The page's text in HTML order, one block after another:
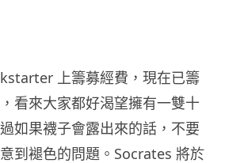
上籌募經費，現在已籌
看來大家都好渴望擁有一雙十
如果襪子會露出來的話，不要
到褪色的問題。Socrates 將於